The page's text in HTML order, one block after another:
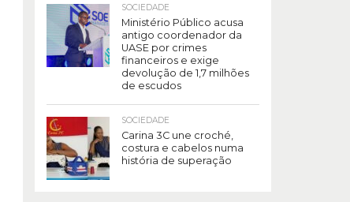
SOCIEDADE
Ministério Público acusa
antigo coordenador da
UASE por crimes
financeiros e exige
devolução de 1,7 milhões
de escudos
SOCIEDADE
Carina 3C une croché,
costura e cabelos numa
história de superação